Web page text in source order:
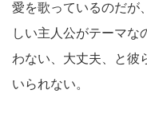
愛を歌っているのだが
しい主人公がテーマな
わない、大丈夫、と彼
いられない。